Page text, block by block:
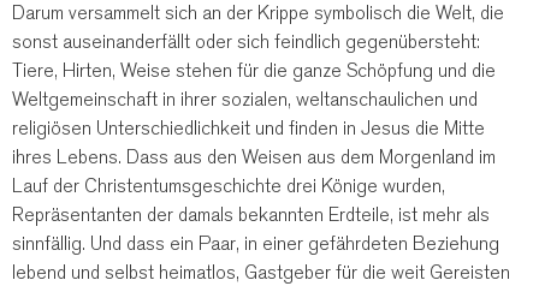
Darum versammelt sich an der Krippe symbolisch die Welt, die
sonst auseinanderfällt oder sich feindlich gegenübersteht:
Tiere, Hirten, Weise stehen für die ganze Schöpfung und die
Weltgemeinschaft in ihrer sozialen, weltanschaulichen und
religiösen Unterschiedlichkeit und finden in Jesus die Mitte
ihres Lebens. Dass aus den Weisen aus dem Morgenland im
Lauf der Christentumsgeschichte drei Könige wurden,
Repräsentanten der damals bekannten Erdteile, ist mehr als
sinnfällig. Und dass ein Paar, in einer gefährdeten Beziehung
lebend und selbst heimatlos, Gastgeber für die weit Gereisten